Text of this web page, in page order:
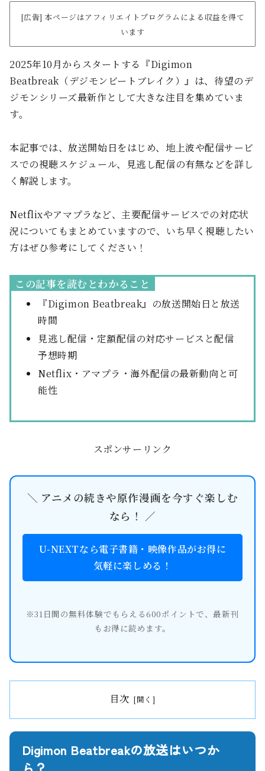
[広告] 本ページはアフィリエイトプログラムによる収益を得て
います
2025年10月からスタートする『Digimon
Beatbreak（デジモンビートブレイク）』は、待望のデ
ジモンシリーズ最新作として大きな注目を集めていま
す。
本記事では、放送開始日をはじめ、地上波や配信サービ
スでの視聴スケジュール、見逃し配信の有無などを詳し
く解説します。
Netflixやアマプラなど、主要配信サービスでの対応状
況についてもまとめていますので、いち早く視聴したい
方はぜひ参考にしてください！
この記事を読むとわかること
『Digimon Beatbreak』の放送開始日と放送
時間
見逃し配信・定額配信の対応サービスと配信
予想時期
Netflix・アマプラ・海外配信の最新動向と可
能性
スポンサーリンク
＼ アニメの続きや原作漫画を今すぐ楽しむ
なら！ ／
U-NEXTなら電子書籍・映像作品がお得に
気軽に楽しめる！
※31日間の無料体験でもらえる600ポイントで、最新刊
もお得に読めます。
目次
Digimon Beatbreakの放送はいつか